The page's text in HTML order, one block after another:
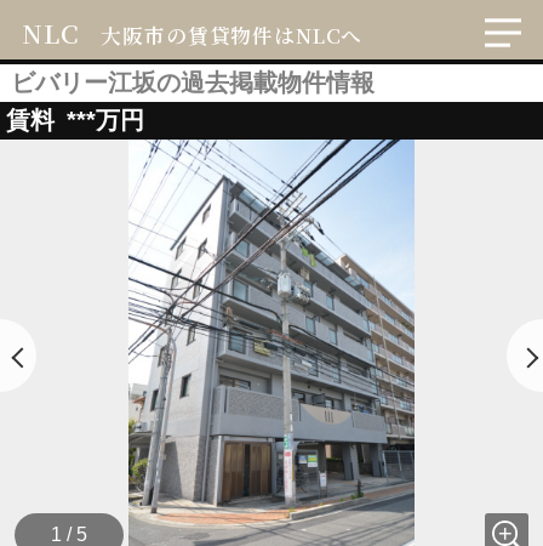
NLC 大阪市の賃貸物件はNLCへ
ビバリー江坂の過去掲載物件情報
賃料 ***万円
1 / 5